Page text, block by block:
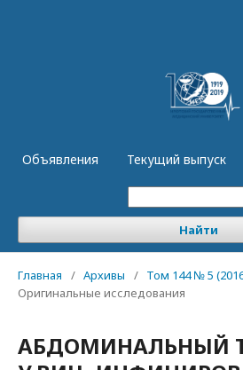
Объявления Текущий выпуск
Найти
Главная / Архивы / Том 144 № 5
Оригинальные исследования
АБДОМИНАЛЬНЫЙ